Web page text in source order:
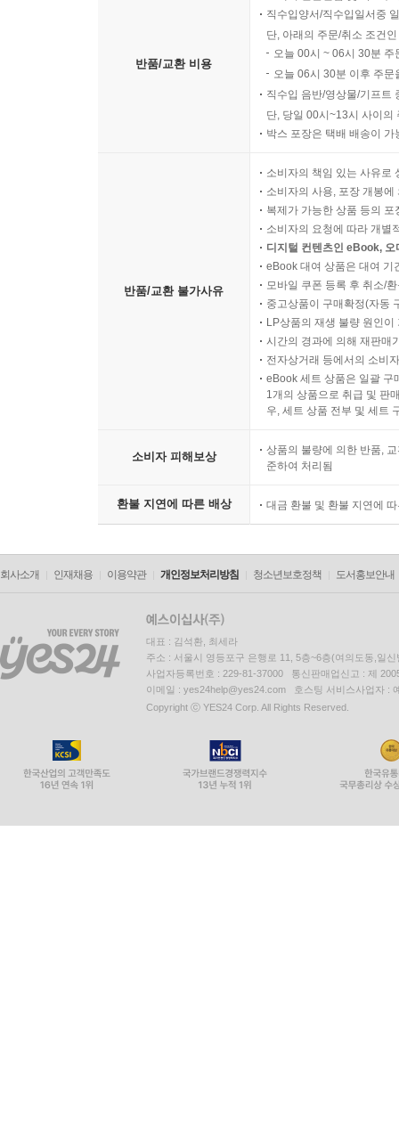
반품/교환 비용
직수입양서/직수입일서중
단, 아래의 주문/취소 조건
오늘 00시 ~ 06시 30분
오늘 06시 30분 이후 주
직수입 음반/영상물/기프트
단, 당일 00시~13시 사이의
박스 포장은 택배 배송이
반품/교환 불가사유
소비자의 책임 있는 사유로
소비자의 사용, 포장 개봉
복제가 가능한 상품 등의
소비자의 요청에 따라 개별
디지털 컨텐츠인 eBook,
eBook 대여 상품은 대여 기
모바일 쿠폰 등록 후 취소/
중고상품이 구매확정(자동
LP상품의 재생 불량 원인
시간의 경과에 의해 재판매
전자상거래 등에서의 소비
eBook 세트 상품은 일괄 구
1개의 상품으로 취급 및 판
우, 세트 상품 전부 및 세트
소비자 피해보상
상품의 불량에 의한 반품,
준하여 처리됨
환불 지연에 따른 배상 대금 환불 및 환불 지연에
회사소개 인재채용 이용약관 개인정보처리방침 청소년보호정책 도서홍보안내
대표 : 김석환, 최세라
주소 : 서울시 영등포구 은행로 11, 5층~6층(여의도동,일신
사업자등록번호 : 229-81-37000 통신판매업신고 : 제
이메일 : yes24help@yes24.com 호스팅 서비스사업자 :
Copyright ⓒ YES24 Corp. All Rights Reserved.